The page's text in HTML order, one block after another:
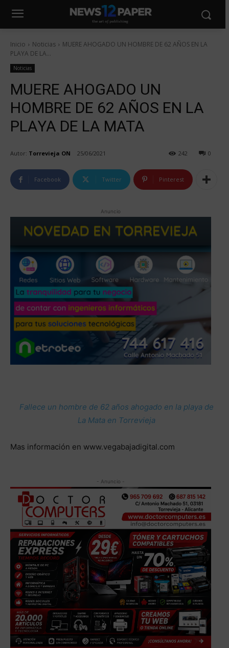
Inicio Noticias
MUERE AHOGADO UN HOMBRE DE 62 AÑOS EN LA
PLAYA DE LA...
Noticias
MUERE AHOGADO UN
HOMBRE DE 62 AÑOS EN LA
PLAYA DE LA MATA
Autor: Torrevieja ON 25/06/2021 0
242
Facebook Twitter Pinterest
Anuncio
Fallece un hombre de 62 años ahogado en la playa de
La Mata en Torrevieja
Mas información en www.vegabajadigital.com
- Anuncio -